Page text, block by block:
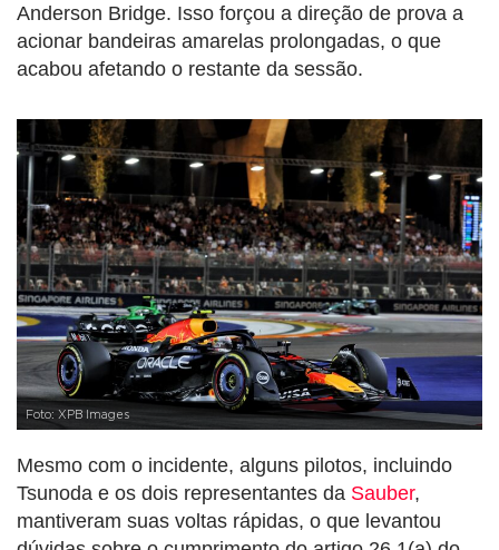
Anderson Bridge. Isso forçou a direção de prova a
acionar bandeiras amarelas prolongadas, o que
acabou afetando o restante da sessão.
Foto: XPB Images
Mesmo com o incidente, alguns pilotos, incluindo
Tsunoda e os dois representantes da Sauber,
mantiveram suas voltas rápidas, o que levantou